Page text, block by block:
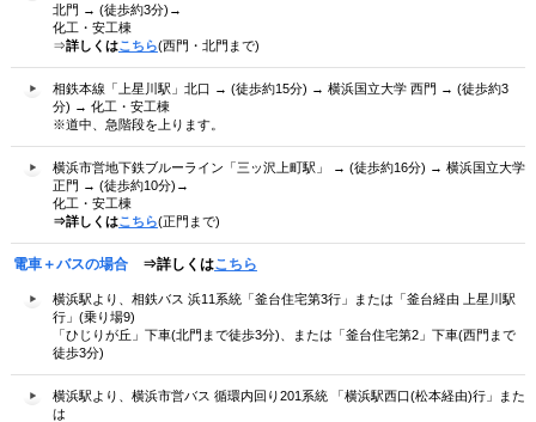
北門 → (徒歩約3分)→
化工・安工棟
⇒詳しくはこちら(西門・北門まで)
相鉄本線「上星川駅」北口 → (徒歩約15分) → 横浜国立大学 西門 → (徒歩約3
分) → 化工・安工棟
※道中、急階段を上ります。
横浜市営地下鉄ブルーライン「三ッ沢上町駅」 → (徒歩約16分) → 横浜国立大学
正門 → (徒歩約10分)→
化工・安工棟
⇒詳しくはこちら(正門まで)
電車＋バスの場合 ⇒詳しくはこちら
横浜駅より、相鉄バス 浜11系統「釜台住宅第3行」または「釜台経由 上星川駅
行」(乗り場9)
「ひじりが丘」下車(北門まで徒歩3分)、または「釜台住宅第2」下車(西門まで
徒歩3分)
横浜駅より、横浜市営バス 循環内回り201系統 「横浜駅西口(松本経由)行」また
は